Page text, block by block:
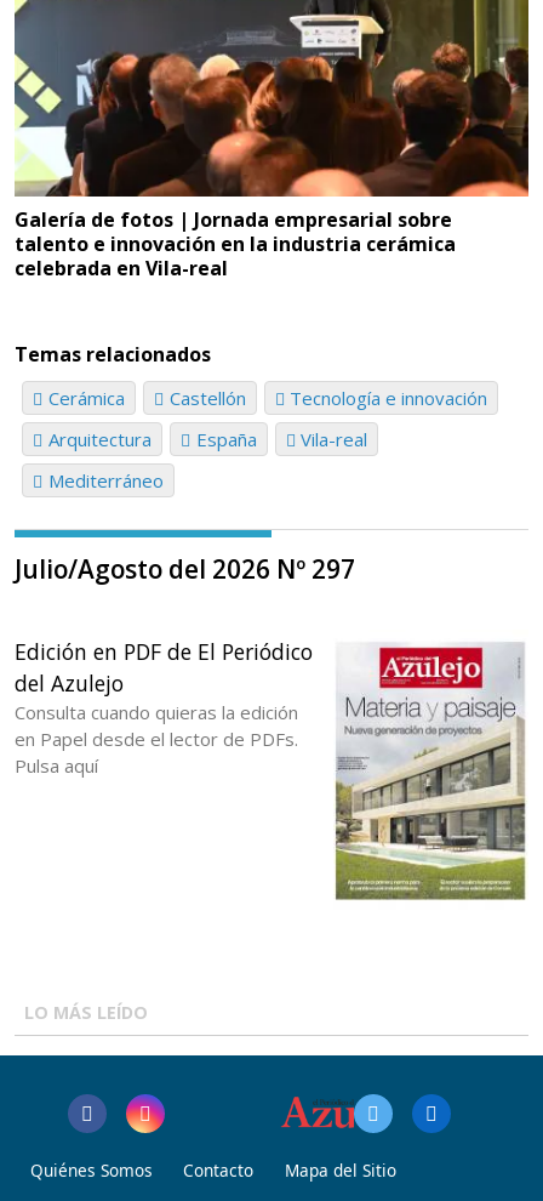
Galería de fotos | Jornada empresarial sobre
talento e innovación en la industria cerámica
celebrada en Vila-real
Temas relacionados
Cerámica Castellón
Tecnología e innovación
Arquitectura
España
Vila-real
Mediterráneo
Julio/Agosto del 2026 Nº 297
Edición en PDF de El Periódico
del Azulejo
Consulta cuando quieras la edición
en Papel desde el lector de PDFs.
Pulsa aquí
LO MÁS LEÍDO
Quiénes Somos Contacto Mapa del Sitio